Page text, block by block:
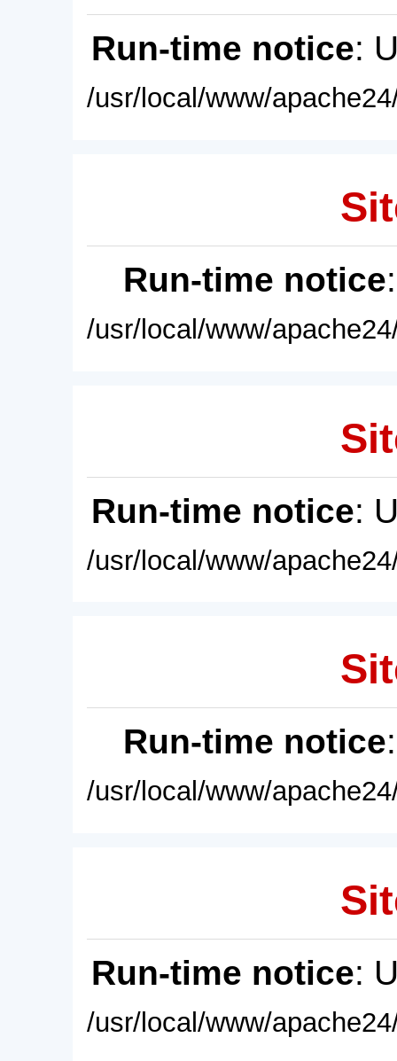
Run-time notice:
/usr/local/www/
Run-time notice
/usr/local/www/
Run-time notice:
/usr/local/www/
Run-time notice
/usr/local/www/
Run-time notice:
/usr/local/www/